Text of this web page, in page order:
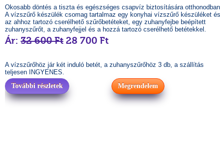
Okosabb döntés a tiszta és egészséges csapvíz biztosítására
A vízszűrő készülék csomag tartalmaz egy konyhai vízszűrő készüléket és
az ahhoz tartozó cserélhető szűrőbetéteket, egy zuhanyfejbe beépített
zuhanyszűrőt, a zuhanyfejjel és a hozzá tartozó cserélhető betétekkel.
Ár: 32 600 Ft 28 700 Ft
A vízszűrőhöz jár két induló betét, a zuhanyszűrőhöz 3 db, a szállítás
teljesen INGYENES.
További részletek
Megrendelem